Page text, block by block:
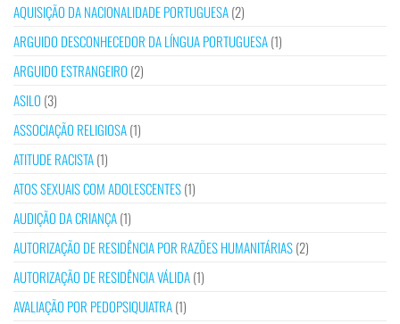
AQUISIÇÃO DA NACIONALIDADE PORTUGUESA(2)
ARGUIDO DESCONHECEDOR DA LÍNGUA PORTUGUESA(1)
ARGUIDO ESTRANGEIRO (2)
ASILO (3)
ASSOCIAÇÃO RELIGIOSA(1)
ATITUDE RACISTA(1)
ATOS SEXUAIS COM ADOLESCENTES(1)
AUDIÇÃO DA CRIANÇA(1)
AUTORIZAÇÃO DE RESIDÊNCIA POR RAZÕES HUMANITÁRIAS(2)
AUTORIZAÇÃO DE RESIDÊNCIA VÁLIDA(1)
AVALIAÇÃO POR PEDOPSIQUIATRA(1)